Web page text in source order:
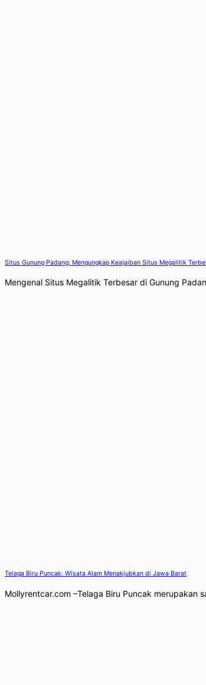
Situs Gunung Padang: Mengungkap Keajaiban Situs Megalitik
Mengenal Situs Megalitik Terbesar di Gunung
Telaga Biru Puncak: Wisata Alam Menakjubkan di Jawa Barat
Mollyrentcar.com –Telaga Biru Puncak merupakan